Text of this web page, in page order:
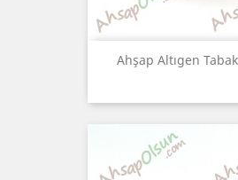
Ahşap Altıgen